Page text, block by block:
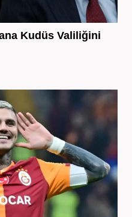
Kudüs Valiliğini